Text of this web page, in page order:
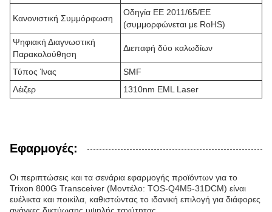
Κανονιστική Συμμόρφωση
Οδηγία ΕΕ 2011/65/ΕΕ
(συμμορφώνεται με RoHS)
Ψηφιακή Διαγνωστική
Παρακολούθηση
Διεπαφή δύο καλωδίων
Τύπος Ίνας
SMF
Λέιζερ
1310nm EML Laser
Εφαρμογές:
Οι περιπτώσεις και τα σενάρια εφαρμογής προϊόντων για το
Trixon 800G Transceiver (Μοντέλο: TOS-Q4M5-31DCM) είναι
ευέλικτα και ποικίλα, καθιστώντας το ιδανική επιλογή για διάφορες